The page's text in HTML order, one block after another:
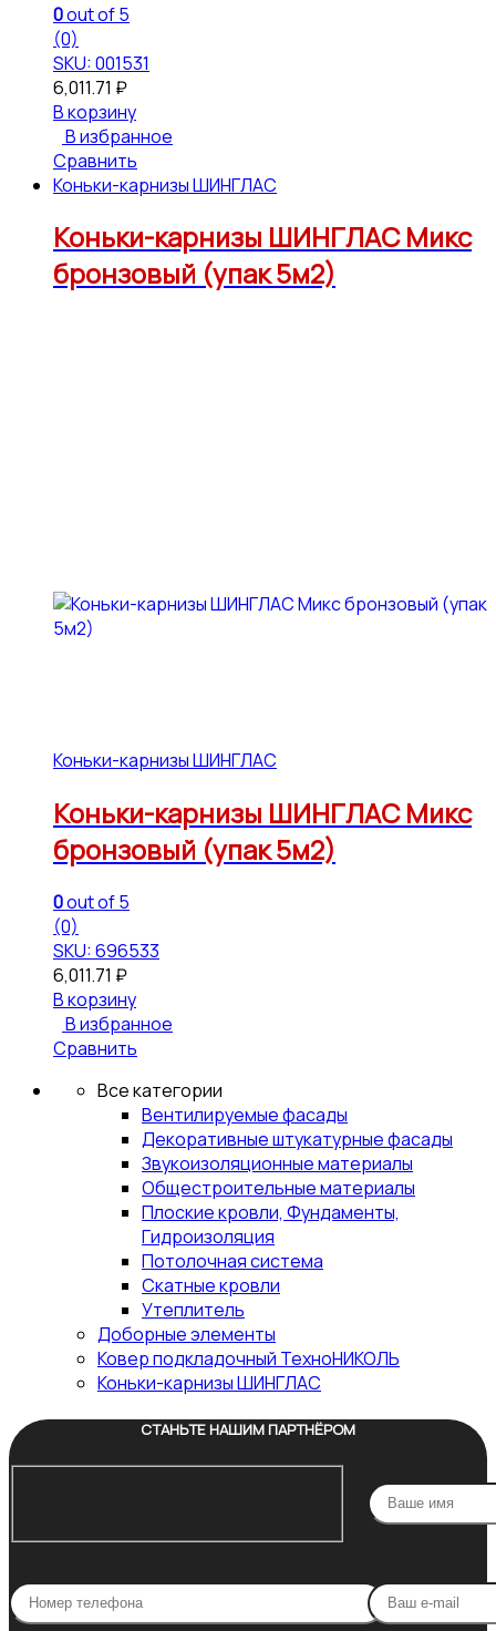
0out of 5
(0)
SKU: 001531
6,011.71 ₽
В корзину
В избранное
Сравнить
Коньки-карнизы ШИНГЛАС
Коньки-карнизы ШИНГЛАС Микс
бронзовый (упак 5м2)
Коньки-карнизы ШИНГЛАС
Коньки-карнизы ШИНГЛАС Микс
бронзовый (упак 5м2)
0out of 5
(0)
SKU: 696533
6,011.71 ₽
В корзину
В избранное
Сравнить
Все категории
Вентилируемые фасады
Декоративные штукатурные фасады
Звукоизоляционные материалы
Общестроительные материалы
Плоские кровли, Фундаменты,
Гидроизоляция
Потолочная система
Скатные кровли
Утеплитель
Доборные элементы
Ковер подкладочный ТехноНИКОЛЬ
Коньки-карнизы ШИНГЛАС
СТАНЬТЕ НАШИМ ПАРТНЁРОМ